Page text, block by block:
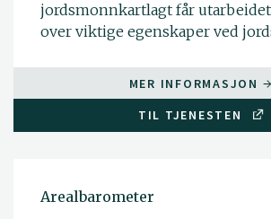
jordsmonnkartlagt får
over viktige egenskaper ved
MER INFORMASJON
TIL TJENESTEN
Arealbarometer